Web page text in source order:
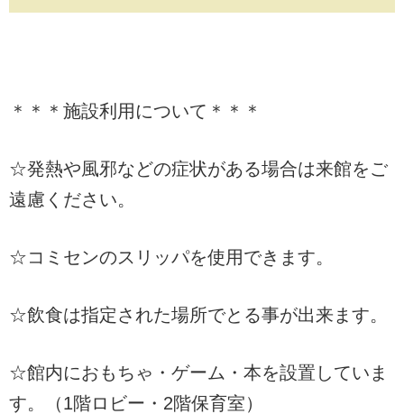
＊＊＊施設利用について＊＊＊
☆発熱や風邪などの症状がある場合は来館をご
遠慮ください。
☆コミセンのスリッパを使用できます。
☆飲食は指定された場所でとる事が出来ます。
☆館内におもちゃ・ゲーム・本を設置していま
す。（1階ロビー・2階保育室）